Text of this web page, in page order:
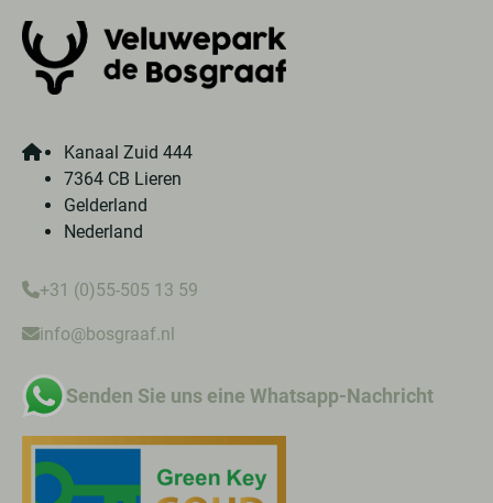
Kanaal Zuid 444
7364 CB Lieren
Gelderland
Nederland
+31 (0)55-505 13 59
info@bosgraaf.nl
Senden Sie uns eine Whatsapp-Nachricht